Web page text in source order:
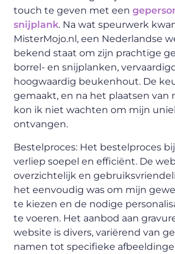
touch te geven met een
snijplank. Na wat speurwerk
MisterMojo.nl, een Nederlandse
bekend staat om zijn prachtige
borrel- en snijplanken,
hoogwaardig beukenhout. De
gemaakt, en na het plaatsen van
kon ik niet wachten om mijn
ontvangen.
Bestelproces: Het bestelproces
verliep soepel en efficiënt. De
overzichtelijk en
het eenvoudig was om mijn
te kiezen en de nodige
te voeren. Het aanbod aan
website is divers, variërend van
namen tot specifieke